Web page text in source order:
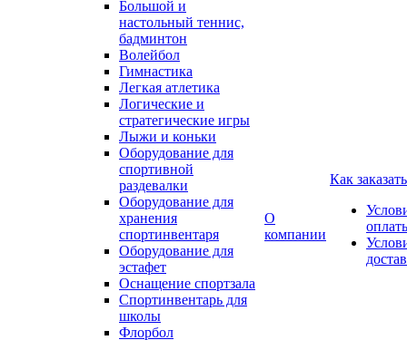
Большой и
настольный теннис,
бадминтон
Волейбол
Гимнастика
Легкая атлетика
Логические и
стратегические игры
Лыжи и коньки
Оборудование для
спортивной
раздевалки
Оборудование для
хранения
спортинвентаря
Оборудование для
эстафет
Оснащение спортзала
Спортинвентарь для
школы
Флорбол
О
компании
Как